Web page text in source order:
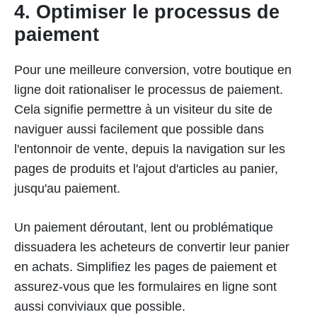
4. Optimiser le processus de
paiement
Pour une meilleure conversion, votre boutique en
ligne doit rationaliser le processus de paiement.
Cela signifie permettre à un visiteur du site de
naviguer aussi facilement que possible dans
l'entonnoir de vente, depuis la navigation sur les
pages de produits et l'ajout d'articles au panier,
jusqu'au paiement.
Un paiement déroutant, lent ou problématique
dissuadera les acheteurs de convertir leur panier
en achats. Simplifiez les pages de paiement et
assurez-vous que les formulaires en ligne sont
aussi conviviaux que possible.